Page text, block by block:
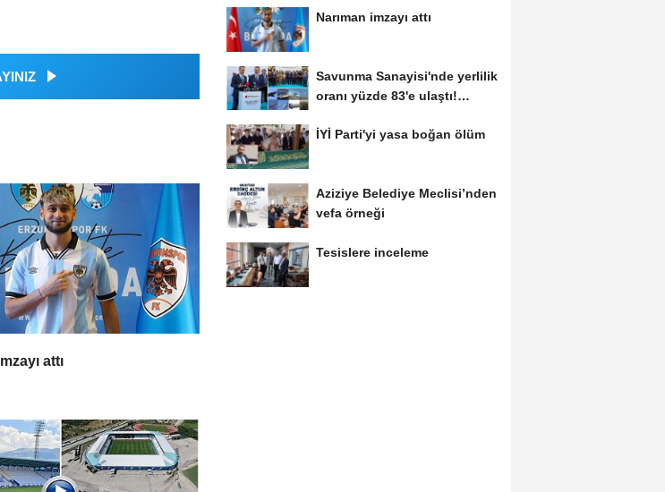
attı
Narıman imzayı attı
Savunma Sanayisi'nde yerlilik
oranı yüzde 83'e ulaştı!
İYİ Parti'yi yasa boğan ölüm
Aziziye Belediye Meclisi’nden
vefa örneği
Tesislere inceleme